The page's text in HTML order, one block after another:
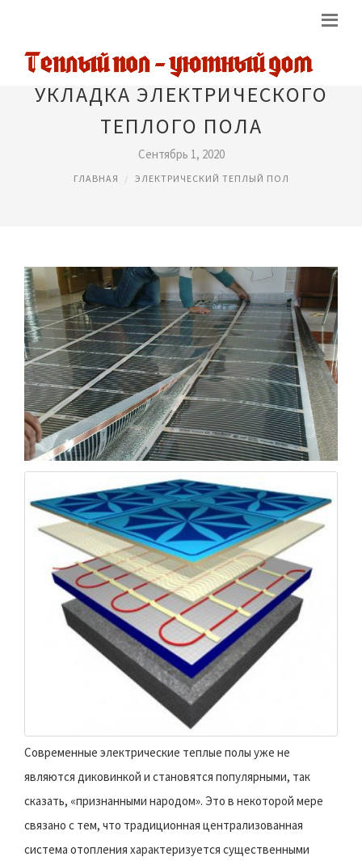
УКЛАДКА ЭЛЕКТРИЧЕСКОГО
ТЕПЛОГО ПОЛА
Сентябрь 1, 2020
ГЛАВНАЯ ЭЛЕКТРИЧЕСКИЙ ТЕПЛЫЙ ПОЛ
Современные электрические теплые полы уже не
являются диковинкой и становятся популярными, так
сказать, «признанными народом». Это в некоторой мере
связано с тем, что традиционная централизованная
система отопления характеризуется существенными